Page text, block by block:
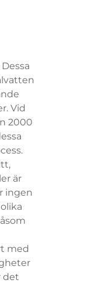
Vid
2000
är
ingen
med
det